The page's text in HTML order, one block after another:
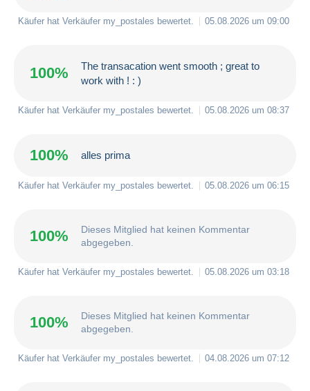
Käufer hat Verkäufer my_postales bewertet. 05.08.2026 um 09:00
100%
The transacation went smooth ; great to
work with ! : )
Käufer hat Verkäufer my_postales bewertet. 05.08.2026 um 08:37
100% alles prima
Käufer hat Verkäufer my_postales bewertet. 05.08.2026 um 06:15
100%
Dieses Mitglied hat keinen Kommentar
abgegeben.
Käufer hat Verkäufer my_postales bewertet. 05.08.2026 um 03:18
100%
Dieses Mitglied hat keinen Kommentar
abgegeben.
Käufer hat Verkäufer my_postales bewertet. 04.08.2026 um 07:12